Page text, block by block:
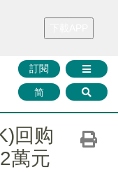
財華證券 媒體矩陣
訂閱
简
回购
萬元